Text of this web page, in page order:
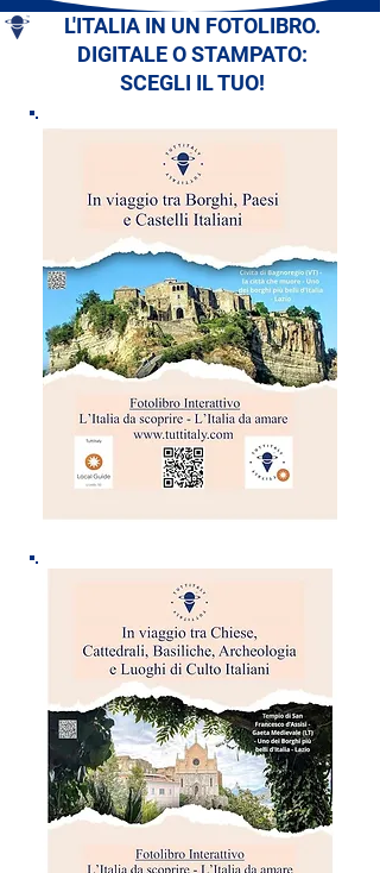
L'ITALIA IN UN FOTOLIBRO.
DIGITALE O STAMPATO:
SCEGLI IL TUO!